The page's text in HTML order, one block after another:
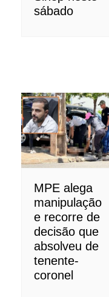
sábado
MPE alega
manipulação
e recorre de
decisão que
absolveu de
tenente-
coronel